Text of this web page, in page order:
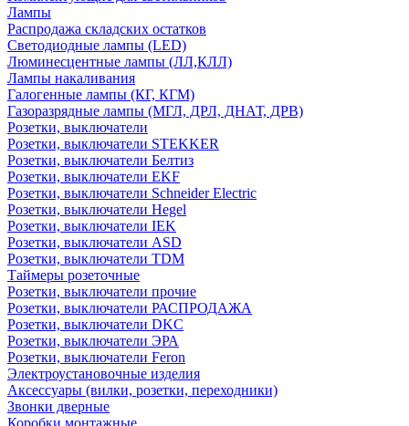
Лампы
Распродажа складских остатков
Светодиодные лампы (LED)
Люминесцентные лампы (ЛЛ,КЛЛ)
Лампы накаливания
Галогенные лампы (КГ, КГМ)
Газоразрядные лампы (МГЛ, ДРЛ, ДНАТ, ДРВ)
Розетки, выключатели
Розетки, выключатели STEKKER
Розетки, выключатели Белтиз
Розетки, выключатели EKF
Розетки, выключатели Schneider Electric
Розетки, выключатели Hegel
Розетки, выключатели IEK
Розетки, выключатели ASD
Розетки, выключатели TDM
Таймеры розеточные
Розетки, выключатели прочие
Розетки, выключатели РАСПРОДАЖА
Розетки, выключатели DKC
Розетки, выключатели ЭРА
Розетки, выключатели Feron
Электроустановочные изделия
Аксессуары (вилки, розетки, переходники)
Звонки дверные
Коробки монтажные